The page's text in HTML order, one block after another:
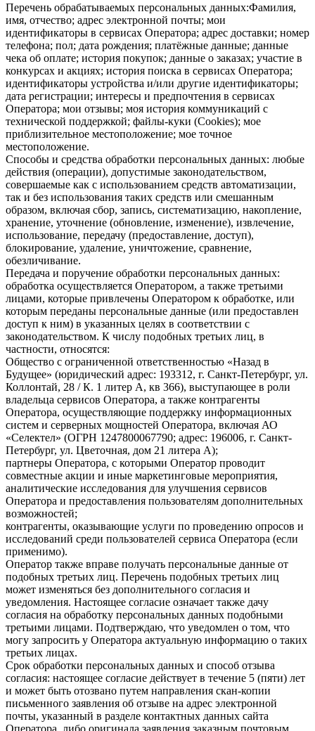
Перечень обрабатываемых персональных данных:Фамилия,
имя, отчество; адрес электронной почты; мои
идентификаторы в сервисах Оператора; адрес доставки; номер
телефона; пол; дата рождения; платёжные данные; данные
чека об оплате; история покупок; данные о заказах; участие в
конкурсах и акциях; история поиска в сервисах Оператора;
идентификаторы устройства и/или другие идентификаторы;
дата регистрации; интересы и предпочтения в сервисах
Оператора; мои отзывы; моя история коммуникаций с
технической поддержкой; файлы-куки (Cookies); мое
приблизительное местоположение; мое точное
местоположение.
Способы и средства обработки персональных данных: любые
действия (операции), допустимые законодательством,
совершаемые как с использованием средств автоматизации,
так и без использования таких средств или смешанным
образом, включая сбор, запись, систематизацию, накопление,
хранение, уточнение (обновление, изменение), извлечение,
использование, передачу (предоставление, доступ),
блокирование, удаление, уничтожение, сравнение,
обезличивание.
Передача и поручение обработки персональных данных:
обработка осуществляется Оператором, а также третьими
лицами, которые привлечены Оператором к обработке, или
которым переданы персональные данные (или предоставлен
доступ к ним) в указанных целях в соответствии с
законодательством. К числу подобных третьих лиц, в
частности, относятся:
Общество с ограниченной ответственностью «Назад в
Будущее» (юридический адрес: 193312, г. Санкт-Петербург, ул.
Коллонтай, 28 / К. 1 литер А, кв 366), выступающее в роли
владельца сервисов Оператора, а также контрагенты
Оператора, осуществляющие поддержку информационных
систем и серверных мощностей Оператора, включая АО
«Селектел» (ОГРН 1247800067790; адрес: 196006, г. Санкт-
Петербург, ул. Цветочная, дом 21 литера А);
партнеры Оператора, с которыми Оператор проводит
совместные акции и иные маркетинговые мероприятия,
аналитические исследования для улучшения сервисов
Оператора и предоставления пользователям дополнительных
возможностей;
контрагенты, оказывающие услуги по проведению опросов и
исследований среди пользователей сервиса Оператора (если
применимо).
Оператор также вправе получать персональные данные от
подобных третьих лиц. Перечень подобных третьих лиц
может изменяться без дополнительного согласия и
уведомления. Настоящее согласие означает также дачу
согласия на обработку персональных данных подобными
третьими лицами. Подтверждаю, что уведомлен о том, что
могу запросить у Оператора актуальную информацию о таких
третьих лицах.
Срок обработки персональных данных и способ отзыва
согласия: настоящее согласие действует в течение 5 (пяти) лет
и может быть отозвано путем направления скан-копии
письменного заявления об отзыве на адрес электронной
почты, указанный в разделе контактных данных сайта
Оператора, либо оригинала заявления заказным почтовым